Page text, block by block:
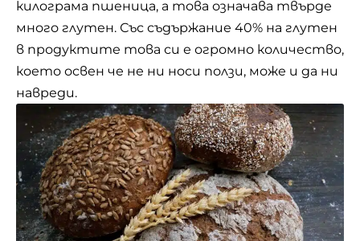
килограма пшеница, а това означава твърде
много глутен. Със съдържание 40% на глутен
в продуктите това си е огромно количество,
което освен че не ни носи ползи, може и да ни
навреди.